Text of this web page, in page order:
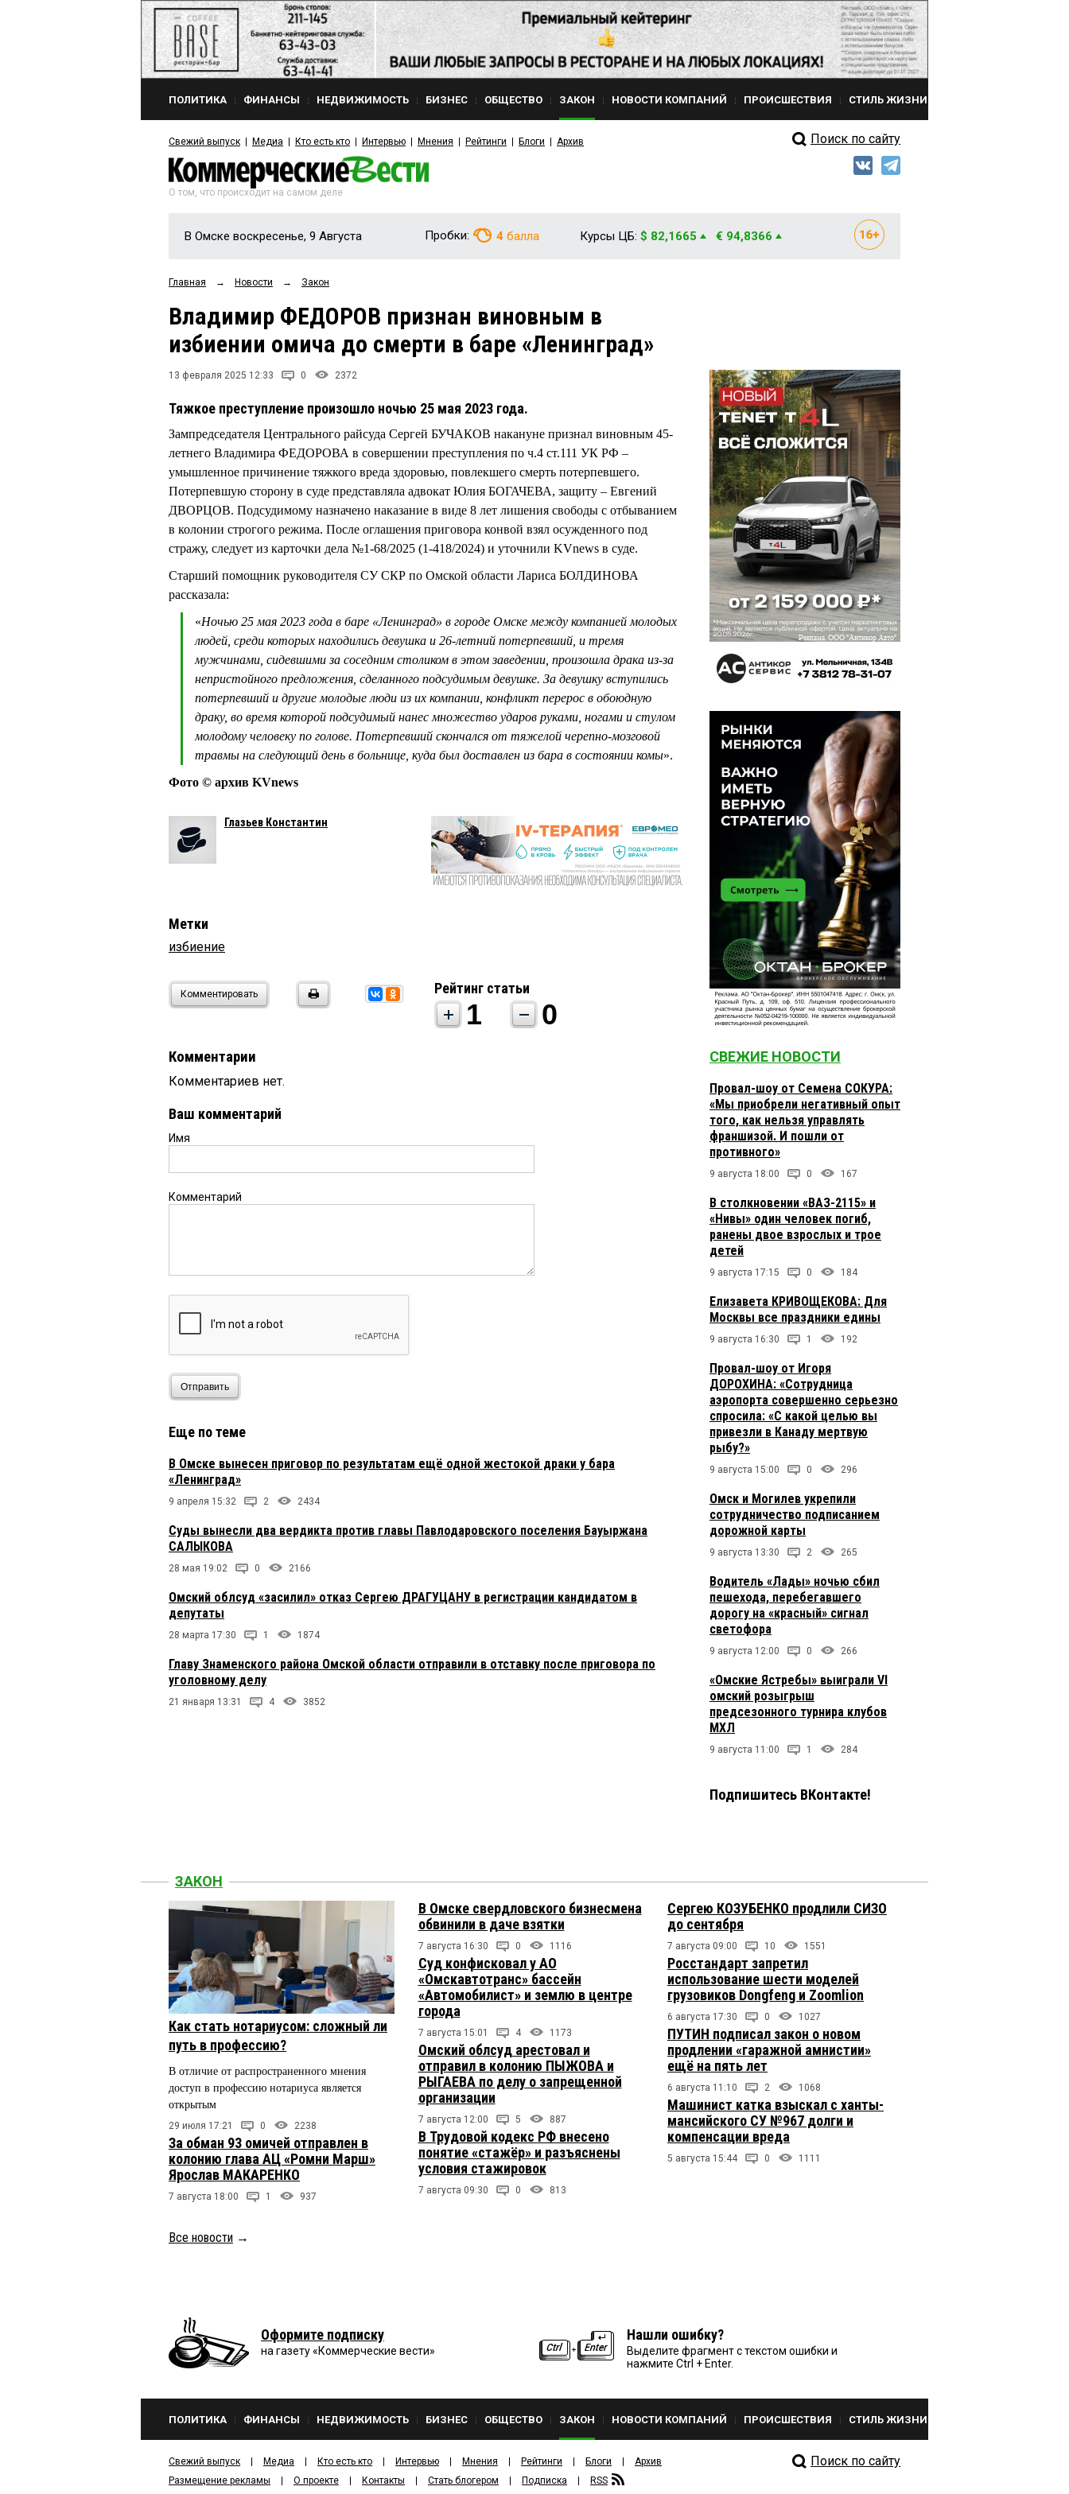
ПОЛИТИКА ФИНАНСЫ НЕДВИЖИМОСТЬ БИЗНЕС ОБЩЕСТВО ЗАКОН НОВОСТИ КОМПАНИЙ ПРОИСШЕСТВИЯ СТИЛЬ ЖИЗНИ
Свежий выпуск Медиа Кто есть кто Интервью Мнения Рейтинги Блоги Архив Поиск по сайту
О том, что происходит на самом деле
В Омске воскресенье, 9 Августа Пробки: 4 балла Курсы ЦБ: $ 82,1665 € 94,8366
Главная → Новости → Закон
Владимир ФЕДОРОВ признан виновным в
избиении омича до смерти в баре «Ленинград»
13 февраля 2025 12:33 0 2372
Тяжкое преступление произошло ночью 25 мая 2023 года.
Зампредседателя Центрального райсуда Сергей БУЧАКОВ накануне признал виновным 45-
летнего Владимира ФЕДОРОВА в совершении преступления по ч.4 ст.111 УК РФ –
умышленное причинение тяжкого вреда здоровью, повлекшего смерть потерпевшего.
Потерпевшую сторону в суде представляла адвокат Юлия БОГАЧЕВА, защиту – Евгений
ДВОРЦОВ. Подсудимому назначено наказание в виде 8 лет лишения свободы с отбыванием
в колонии строгого режима. После оглашения приговора конвой взял осужденного под
стражу, следует из карточки дела №1-68/2025 (1-418/2024) и уточнили KVnews в суде.
Старший помощник руководителя СУ СКР по Омской области Лариса БОЛДИНОВА
рассказала:
«Ночью 25 мая 2023 года в баре «Ленинград» в городе Омске между компанией молодых
людей, среди которых находились девушка и 26-летний потерпевший, и тремя
мужчинами, сидевшими за соседним столиком в этом заведении, произошла драка из-за
непристойного предложения, сделанного подсудимым девушке. За девушку вступились
потерпевший и другие молодые люди из их компании, конфликт перерос в обоюдную
драку, во время которой подсудимый нанес множество ударов руками, ногами и стулом
молодому человеку по голове. Потерпевший скончался от тяжелой черепно-мозговой
травмы на следующий день в больнице, куда был доставлен из бара в состоянии комы».
Фото © архив KVnews
Глазьев Константин
Метки
избиение
Комментировать Рейтинг статьи
1 0
Комментарии
Комментариев нет.
Ваш комментарий
Имя
Комментарий
Отправить
Еще по теме
В Омске вынесен приговор по результатам ещё одной жестокой драки у бара
«Ленинград»
9 апреля 15:32 2 2434
Суды вынесли два вердикта против главы Павлодаровского поселения Бауыржана
САЛЫКОВА
28 мая 19:02 0 2166
Омский облсуд «засилил» отказ Сергею ДРАГУЦАНУ в регистрации кандидатом в
депутаты
28 марта 17:30 1 1874
Главу Знаменского района Омской области отправили в отставку после приговора по
уголовному делу
21 января 13:31 4 3852
СВЕЖИЕ НОВОСТИ
Провал-шоу от Семена СОКУРА:
«Мы приобрели негативный опыт
того, как нельзя управлять
франшизой. И пошли от
противного»
9 августа 18:00 0 167
В столкновении «ВАЗ-2115» и
«Нивы» один человек погиб,
ранены двое взрослых и трое
детей
9 августа 17:15 0 184
Елизавета КРИВОЩЕКОВА: Для
Москвы все праздники едины
9 августа 16:30 1 192
Провал-шоу от Игоря
ДОРОХИНА: «Сотрудница
аэропорта совершенно серьезно
спросила: «С какой целью вы
привезли в Канаду мертвую
рыбу?»
9 августа 15:00 0 296
Омск и Могилев укрепили
сотрудничество подписанием
дорожной карты
9 августа 13:30 2 265
Водитель «Лады» ночью сбил
пешехода, перебегавшего
дорогу на «красный» сигнал
светофора
9 августа 12:00 0 266
«Омские Ястребы» выиграли VI
омский розыгрыш
предсезонного турнира клубов
МХЛ
9 августа 11:00 1 284
Подпишитесь ВКонтакте!
ЗАКОН
Как стать нотариусом: сложный ли
путь в профессию?
В отличие от распространенного мнения
доступ в профессию нотариуса является
открытым
29 июля 17:21 0 2238
За обман 93 омичей отправлен в
колонию глава АЦ «Ромни Марш»
Ярослав МАКАРЕНКО
7 августа 18:00 1 937
В Омске свердловского бизнесмена
обвинили в даче взятки
7 августа 16:30 0 1116
Суд конфисковал у АО
«Омскавтотранс» бассейн
«Автомобилист» и землю в центре
города
7 августа 15:01 4 1173
Омский облсуд арестовал и
отправил в колонию ПЫЖОВА и
РЫГАЕВА по делу о запрещенной
организации
7 августа 12:00 5 887
В Трудовой кодекс РФ внесено
понятие «стажёр» и разъяснены
условия стажировок
7 августа 09:30 0 813
Сергею КОЗУБЕНКО продлили СИЗО
до сентября
7 августа 09:00 10 1551
Росстандарт запретил
использование шести моделей
грузовиков Dongfeng и Zoomlion
6 августа 17:30 0 1027
ПУТИН подписал закон о новом
продлении «гаражной амнистии»
ещё на пять лет
6 августа 11:10 2 1068
Машинист катка взыскал с ханты-
мансийского СУ №967 долги и
компенсации вреда
5 августа 15:44 0 1111
Все новости →
Оформите подписку
на газету «Коммерческие вести»
Нашли ошибку?
Выделите фрагмент с текстом ошибки и
нажмите Ctrl + Enter.
ПОЛИТИКА ФИНАНСЫ НЕДВИЖИМОСТЬ БИЗНЕС ОБЩЕСТВО ЗАКОН НОВОСТИ КОМПАНИЙ ПРОИСШЕСТВИЯ СТИЛЬ ЖИЗНИ
Свежий выпуск Медиа Кто есть кто Интервью Мнения Рейтинги Блоги
Архив
Размещение рекламы
О проекте Контакты Стать блогером Подписка RSS
Поиск по сайту